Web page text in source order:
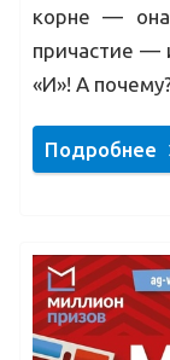
корне —
причастие —
«И»! А
Подробнее